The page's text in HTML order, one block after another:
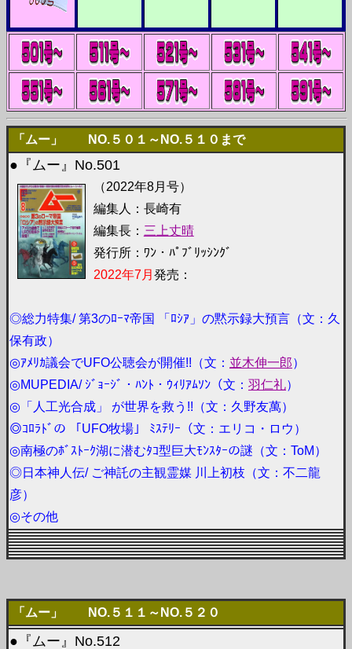
「ムー」 NO.５０１～NO.５１０まで
●『ムー』No.501
（2022年8月号）
編集人：長崎有
編集長： 三上丈晴
発行所：ﾜﾝ・ﾊﾟﾌﾞﾘｯｼﾝｸﾞ
2022年7月 発売：
◎総力特集/ 第3のﾛｰﾏ帝国 「ﾛｼｱ」の黙示録大預言（文：久
保有政）
◎ｱﾒﾘｶ議会でUFO公聴会が開催!!（文： 並木伸一郎）
◎MUPEDIA/ ｼﾞｮｰｼﾞ・ﾊﾝﾄ・ｳｨﾘｱﾑｿﾝ（文： 羽仁礼）
◎「人工光合成」 が世界を救う!!（文：久野友萬）
◎ｺﾛﾗﾄﾞの 「UFO牧場」 ﾐｽﾃﾘｰ（文：エリコ・ロウ）
◎南極のﾎﾞｽﾄｰｸ湖に潜むﾀｺ型巨大ﾓﾝｽﾀｰの謎（文：ToM）
◎日本神人伝/ ご神託の主観霊媒 川上初枝（文：不二龍
彦）
◎その他
「ムー」 NO.５１１～NO.５２０
●『ムー』No.512